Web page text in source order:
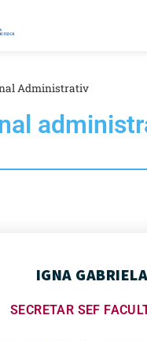
Administrativ
IGNA GABRIELA
SECRETAR SEF